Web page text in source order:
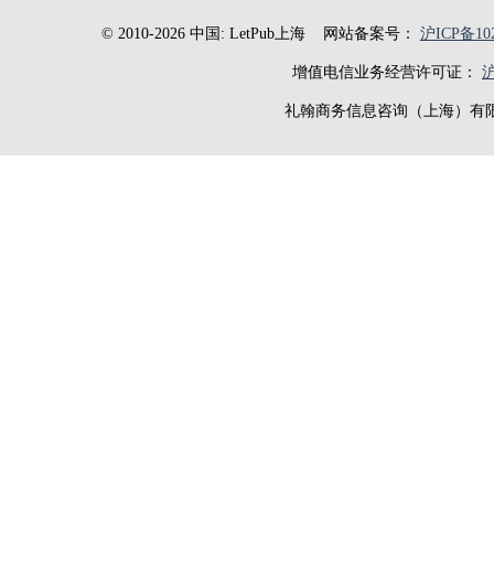
© 2010-2026 中国: LetPub上海网站备案号： 沪ICP备
增值电信业务经营许可证：
礼翰商务信息咨询（上海）